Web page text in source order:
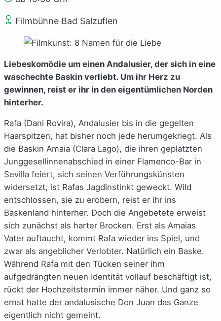
Filmbühne Bad Salzuflen
Liebeskomödie um einen Andalusier, der sich in eine
waschechte Baskin verliebt. Um ihr Herz zu
gewinnen, reist er ihr in den eigentümlichen Norden
hinterher.
Rafa (Dani Rovira), Andalusier bis in die gegelten
Haarspitzen, hat bisher noch jede herumgekriegt. Als
die Baskin Amaia (Clara Lago), die ihren geplatzten
Junggesellinnenabschied in einer Flamenco-Bar in
Sevilla feiert, sich seinen Verführungskünsten
widersetzt, ist Rafas Jagdinstinkt geweckt. Wild
entschlossen, sie zu erobern, reist er ihr ins
Baskenland hinterher. Doch die Angebetete erweist
sich zunächst als harter Brocken. Erst als Amaias
Vater auftaucht, kommt Rafa wieder ins Spiel, und
zwar als angeblicher Verlobter. Natürlich ein Baske.
Während Rafa mit den Tücken seiner ihm
aufgedrängten neuen Identität vollauf beschäftigt ist,
rückt der Hochzeitstermin immer näher. Und ganz so
ernst hatte der andalusische Don Juan das Ganze
eigentlich nicht gemeint.